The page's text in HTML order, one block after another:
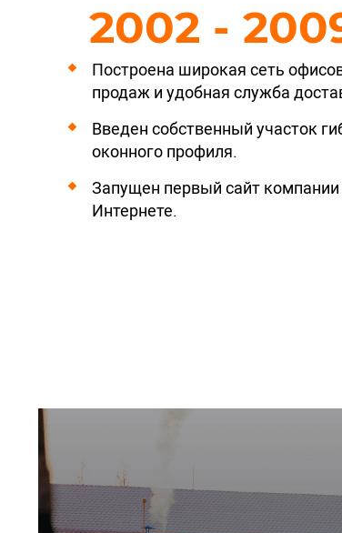
2002 -
Построена широкая сеть
продаж и удобная служба
Введен собственный участок
оконного профиля.
Запущен первый сайт компании
Интернете.